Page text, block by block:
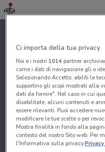
Ci importa della tua privacy
Noi e i nostri 1014partner
come i dati di navigazione gli o
Selezionando Accetto, abiliti le
supportino gli scopi mostrati alla
dati da fornire". Nel caso in cui
disabilitate, alcuni contenuti e
essere rilevanti. Puoi accedere
modificare le tue scelte o per
Mostra finalità in fondo alla
contesto del nostro Sito web. Per
l'Informativa sulla privacy.